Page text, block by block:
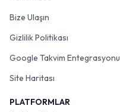
Bize Ulaşın
Gizlilik Politikası
Google Takvim Entegrasyonu
Site Haritası
PLATFORMLAR